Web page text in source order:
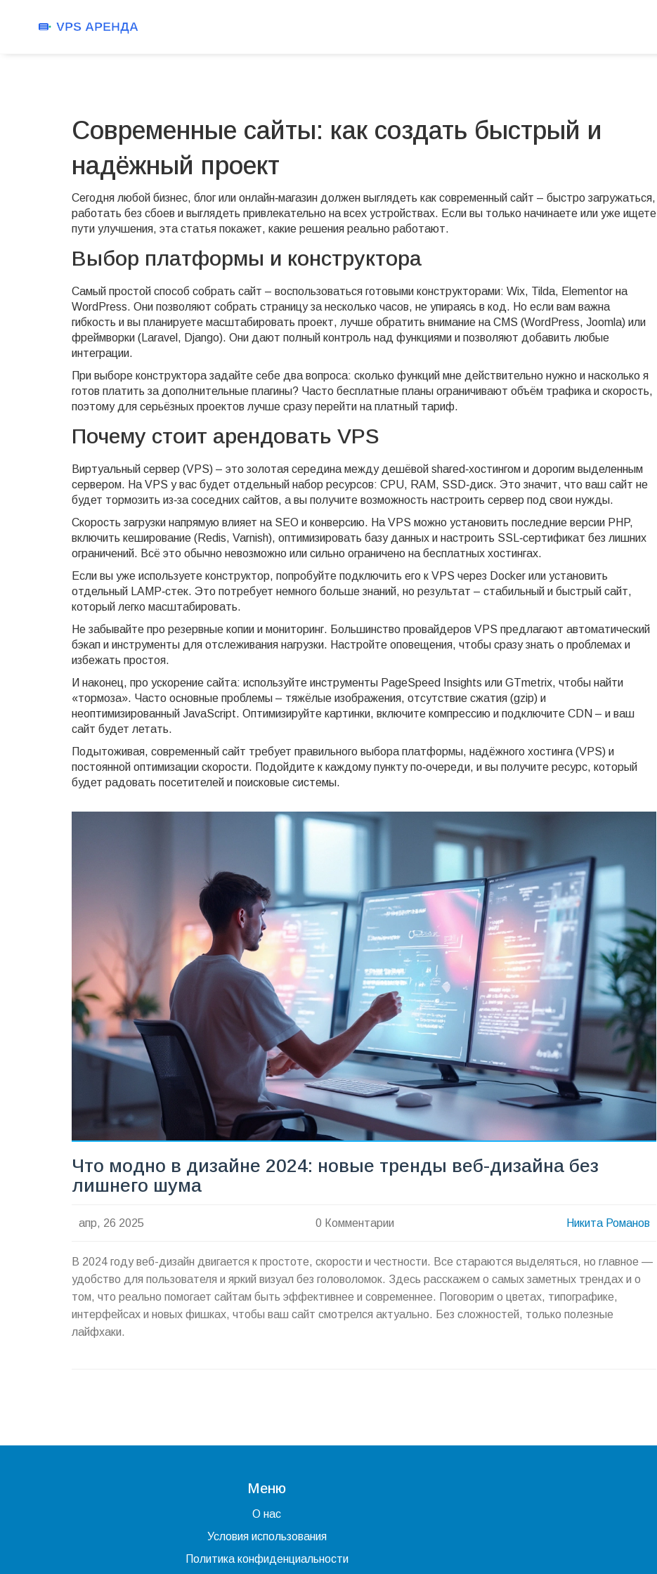
Современные сайты: как создать быстрый и
надёжный проект
Сегодня любой бизнес, блог или онлайн‑магазин должен выглядеть как современный сайт – быстро загружаться,
работать без сбоев и выглядеть привлекательно на всех устройствах. Если вы только начинаете или уже ищете
пути улучшения, эта статья покажет, какие решения реально работают.
Выбор платформы и конструктора
Самый простой способ собрать сайт – воспользоваться готовыми конструкторами: Wix, Tilda, Elementor на
WordPress. Они позволяют собрать страницу за несколько часов, не упираясь в код. Но если вам важна
гибкость и вы планируете масштабировать проект, лучше обратить внимание на CMS (WordPress, Joomla) или
фреймворки (Laravel, Django). Они дают полный контроль над функциями и позволяют добавить любые
интеграции.
При выборе конструктора задайте себе два вопроса: сколько функций мне действительно нужно и насколько я
готов платить за дополнительные плагины? Часто бесплатные планы ограничивают объём трафика и скорость,
поэтому для серьёзных проектов лучше сразу перейти на платный тариф.
Почему стоит арендовать VPS
Виртуальный сервер (VPS) – это золотая середина между дешёвой shared‑хостингом и дорогим выделенным
сервером. На VPS у вас будет отдельный набор ресурсов: CPU, RAM, SSD‑диск. Это значит, что ваш сайт не
будет тормозить из‑за соседних сайтов, а вы получите возможность настроить сервер под свои нужды.
Скорость загрузки напрямую влияет на SEO и конверсию. На VPS можно установить последние версии PHP,
включить кеширование (Redis, Varnish), оптимизировать базу данных и настроить SSL‑сертификат без лишних
ограничений. Всё это обычно невозможно или сильно ограничено на бесплатных хостингах.
Если вы уже используете конструктор, попробуйте подключить его к VPS через Docker или установить
отдельный LAMP‑стек. Это потребует немного больше знаний, но результат – стабильный и быстрый сайт,
который легко масштабировать.
Не забывайте про резервные копии и мониторинг. Большинство провайдеров VPS предлагают автоматический
бэкап и инструменты для отслеживания нагрузки. Настройте оповещения, чтобы сразу знать о проблемах и
избежать простоя.
И наконец, про ускорение сайта: используйте инструменты PageSpeed Insights или GTmetrix, чтобы найти
«тормоза». Часто основные проблемы – тяжёлые изображения, отсутствие сжатия (gzip) и
неоптимизированный JavaScript. Оптимизируйте картинки, включите компрессию и подключите CDN – и ваш
сайт будет летать.
Подытоживая, современный сайт требует правильного выбора платформы, надёжного хостинга (VPS) и
постоянной оптимизации скорости. Подойдите к каждому пункту по‑очереди, и вы получите ресурс, который
будет радовать посетителей и поисковые системы.
Что модно в дизайне 2024: новые тренды веб-дизайна без
лишнего шума
апр, 26 2025 0 Комментарии Никита Романов
В 2024 году веб-дизайн двигается к простоте, скорости и честности. Все стараются выделяться, но главное —
удобство для пользователя и яркий визуал без головоломок. Здесь расскажем о самых заметных трендах и о
том, что реально помогает сайтам быть эффективнее и современнее. Поговорим о цветах, типографике,
интерфейсах и новых фишках, чтобы ваш сайт смотрелся актуально. Без сложностей, только полезные
лайфхаки.
Меню
О нас
Условия использования
Политика конфиденциальности